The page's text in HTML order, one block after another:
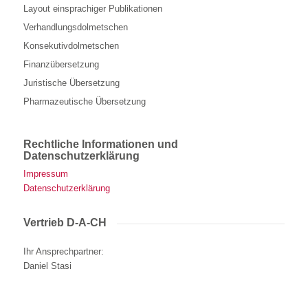
Layout einsprachiger Publikationen
Verhandlungsdolmetschen
Konsekutivdolmetschen
Finanzübersetzung
Juristische Übersetzung
Pharmazeutische Übersetzung
Rechtliche Informationen und
Datenschutzerklärung
Impressum
Datenschutzerklärung
Vertrieb D-A-CH
Ihr Ansprechpartner:
Daniel Stasi